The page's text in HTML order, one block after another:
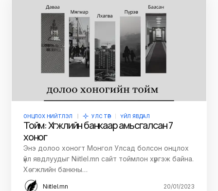
ОНЦЛОХ НИЙТЛЭЛ УЛС ТӨР ҮЙЛ ЯВДАЛ
Тойм: Хөгжлийн банкаар амьсгалсан 7
хоног
Энэ долоо хоногт Монгол Улсад болсон онцлох
үйл явдлуудыг Niitlel.mn сайт тоймлон хүргэж байна.
Хөгжлийн банкны…
Niitlel.mn 20/01/2023